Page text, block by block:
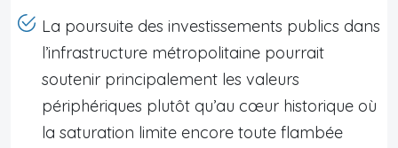
La poursuite des investissements publics dans
l’infrastructure métropolitaine pourrait
soutenir principalement les valeurs
périphériques plutôt qu’au cœur historique où
la saturation limite encore toute flambée